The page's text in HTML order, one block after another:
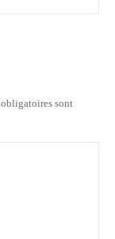
obligatoires sont